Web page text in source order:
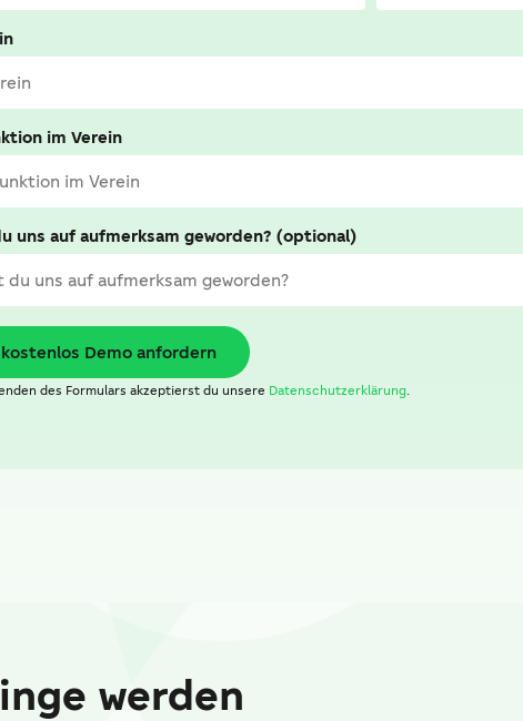
im Verein
uns auf aufmerksam geworden? (optional)
Demo anfordern
des Formulars akzeptierst du unsere Datenschutzerklärung.
werden